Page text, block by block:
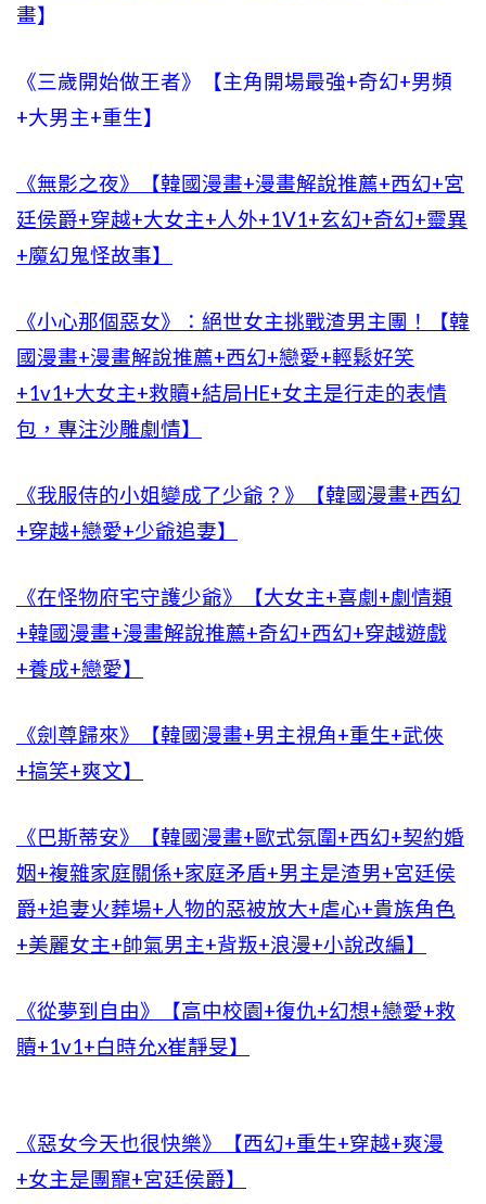
畫】
《三歲開始做王者》【主角開場最強+奇幻+男頻
+大男主+重生】
《無影之夜》【韓國漫畫+漫畫解說推薦+西幻+宮
廷侯爵+穿越+大女主+人外+1V1+玄幻+奇幻+靈異
+魔幻鬼怪故事】
《小心那個惡女》：絕世女主挑戰渣男主團！【韓
國漫畫+漫畫解說推薦+西幻+戀愛+輕鬆好笑
+1v1+大女主+救贖+結局HE+女主是行走的表情
包，專注沙雕劇情】
《我服侍的小姐變成了少爺？》【韓國漫畫+西幻
+穿越+戀愛+少爺追妻】
《在怪物府宅守護少爺》【大女主+喜劇+劇情類
+韓國漫畫+漫畫解說推薦+奇幻+西幻+穿越遊戲
+養成+戀愛】
《劍尊歸來》【韓國漫畫+男主視角+重生+武俠
+搞笑+爽文】
《巴斯蒂安》【韓國漫畫+歐式氛圍+西幻+契約婚
姻+複雜家庭關係+家庭矛盾+男主是渣男+宮廷侯
爵+追妻火葬場+人物的惡被放大+虐心+貴族角色
+美麗女主+帥氣男主+背叛+浪漫+小說改編】
《從夢到自由》【高中校園+復仇+幻想+戀愛+救
贖+1v1+白時允x崔靜旻】
《惡女今天也很快樂》【西幻+重生+穿越+爽漫
+女主是團寵+宮廷侯爵】